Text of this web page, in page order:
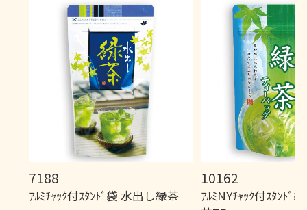
7188
ｱﾙﾐﾁｬｯｸ付ｽﾀﾝﾄﾞ袋 水出し緑茶
10162
ｱﾙﾐNYﾁｬｯｸ付ｽﾀﾝﾄﾞ